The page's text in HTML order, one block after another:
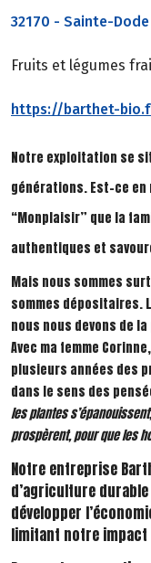
32170 - Sainte-Dode
Fruits et légumes
https://barthet-
Notre exploitation se
générations. Est-ce
“Monplaisir” que la
authentiques et
Mais nous sommes
sommes dépositaires.
nous nous devons de
Avec ma femme
plusieurs années des
dans le sens des
les plantes
prospèrent, pour que les
Notre entreprise
d’agriculture
développer
limitant notre impact